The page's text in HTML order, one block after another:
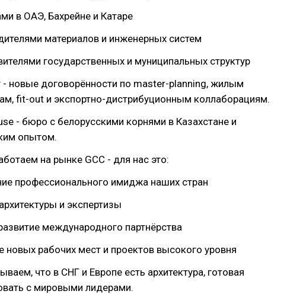
в ОАЭ, Бахрейне и Катаре
материалов и инженерных систем
государственных и муниципальных структур
- новые договорённости по master-planning, жилым
fit-out и экспортно-дистрибуционным коллаборациям.
- бюро с белорусскими корнями в Казахстане и
опытом.
на рынке GCC - для нас это:
профессионального имиджа наших стран
и экспертизы
международного партнёрства
новых рабочих мест и проектов высокого уровня
что в СНГ и Европе есть архитектура, готовая
с мировыми лидерами.